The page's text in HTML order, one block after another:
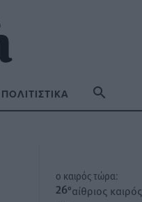
ΠΟΛΙΤΙΣΤΙΚΆ
o καιρός τώρα:
26°αίθριος καιρός